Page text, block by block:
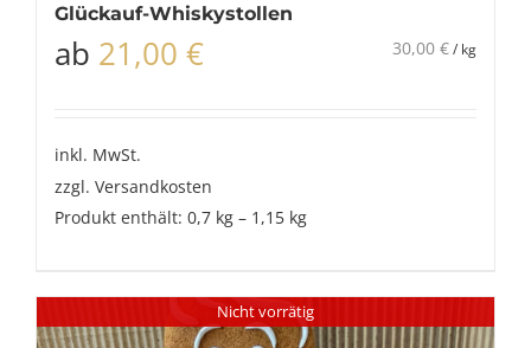
Glückauf-Whiskystollen
ab 21,00 € 30,00 €/ kg
inkl. MwSt.
zzgl. Versandkosten
Produkt enthält: 0,7 kg – 1,15 kg
Nicht vorrätig